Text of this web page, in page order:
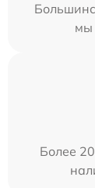
мы
Более